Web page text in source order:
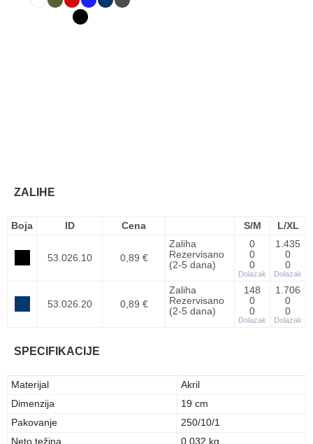
ZALIHE
Boja ID Cena S/M L/XL
53.026.10 0,89 €
Zaliha
Rezervisano
(2-5 dana)
0
0
0
Dolazak
1.435
0
0
Dolazak
53.026.20 0,89 €
Zaliha
Rezervisano
(2-5 dana)
148
0
0
Dolazak
1.706
0
0
Dolazak
SPECIFIKACIJE
Materijal
Akril
Dimenzija
19 cm
Pakovanje
250/10/1
Neto težina
0.032 kg